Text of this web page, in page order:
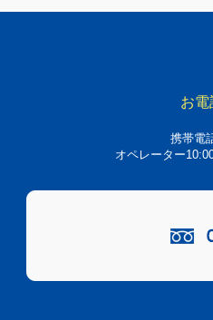
お電
携帯電
オペレーター